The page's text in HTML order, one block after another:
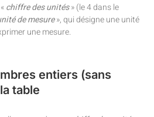
chiffre des unités» (le 4 dans le
de mesure», qui désigne une unité
une mesure.
entiers (sans
table